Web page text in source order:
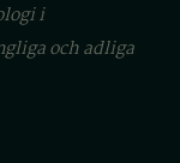
i
och adliga